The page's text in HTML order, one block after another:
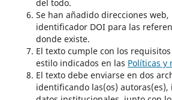
del todo.
Se han añadido direcciones
identificador DOI para las
donde existe.
El texto cumple con los
estilo indicados en las Políticas y
El texto debe enviarse en dos
identificando las(os) autoras(es),